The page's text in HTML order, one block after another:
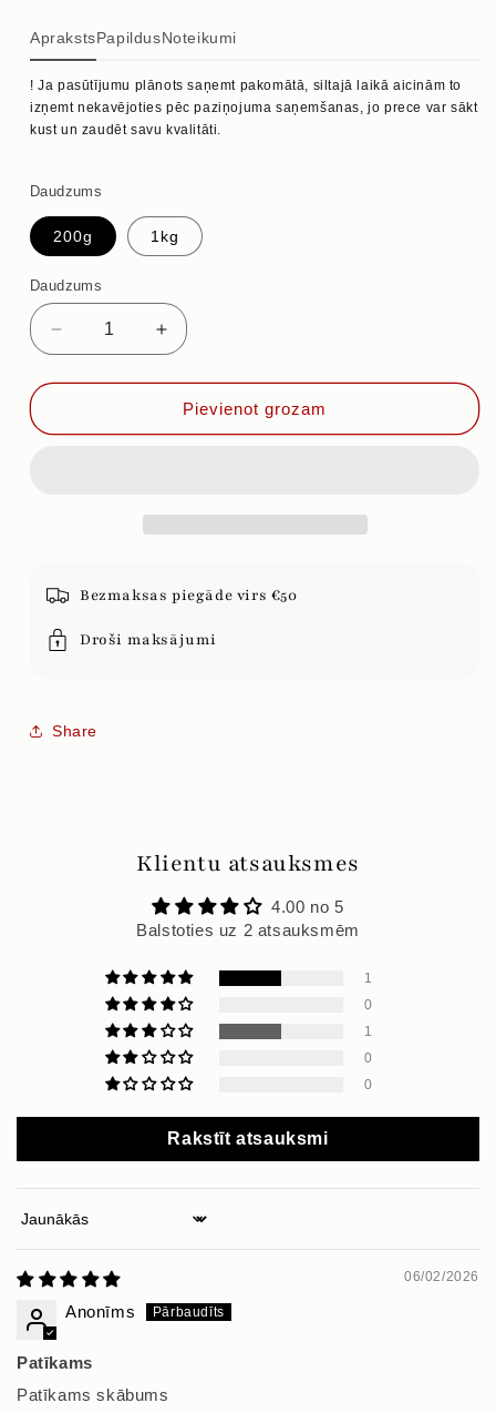
AprakstsPapildusNoteikumi
! Ja pasūtījumu plānots saņemt pakomātā, siltajā laikā aicinām to
izņemt nekavējoties pēc paziņojuma saņemšanas, jo prece var sākt
kust un zaudēt savu kvalitāti.
Daudzums
200g 1kg
Daudzums
Samazināt
daudzumu
priekš
AR
Palielināt
daudzumu
priekš
ĒRKŠĶOGAS
AR
Pievienot grozam
Bezmaksas piegāde virs €50
Droši maksājumi
Share
Klientu atsauksmes
4.00 no 5
Balstoties uz 2 atsauksmēm
1
0
1
0
0
Rakstīt atsauksmi
Sort by
06/02/2026
Anonīms
Patīkams
Patīkams skābums